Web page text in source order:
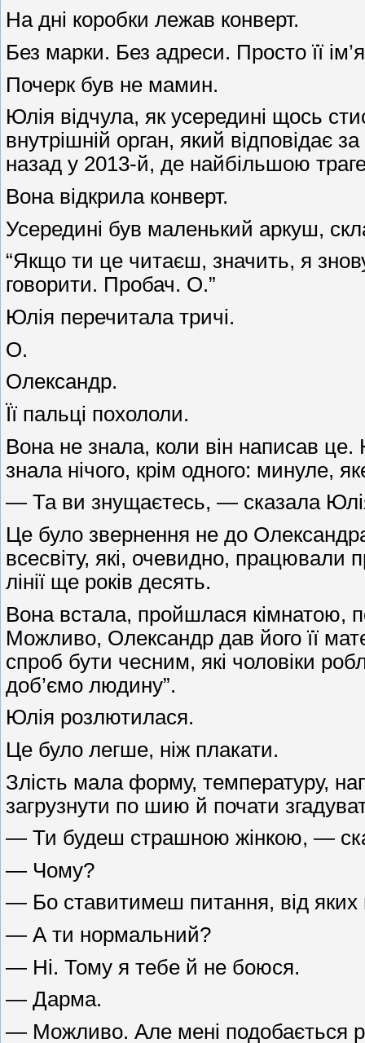
На дні коробки лежав конверт.
Без марки. Без адреси. Просто її
Почерк був не мамин.
Юлія відчула, як усередині щось
внутрішній орган, який відповідає
назад у 2013-й, де найбільшою
Вона відкрила конверт.
Усередині був маленький аркуш,
“Якщо ти це читаєш, значить, я
говорити. Пробач. О.”
Юлія перечитала тричі.
О.
Олександр.
Її пальці похололи.
Вона не знала, коли він написав
знала нічого, крім одного: минуле,
— Та ви знущаєтесь, — сказала
Це було звернення не до
всесвіту, які, очевидно, працювали
лінії ще років десять.
Вона встала, пройшлася кімнатою,
Можливо, Олександр дав його її
спроб бути чесним, які чоловіки
доб’ємо людину”.
Юлія розлютилася.
Це було легше, ніж плакати.
Злість мала форму, температуру,
загрузнути по шию й почати
— Ти будеш страшною жінкою, —
— Чому?
— Бо ставитимеш питання, від яких
— А ти нормальний?
— Ні. Тому я тебе й не боюся.
— Дарма.
— Можливо. Але мені подобається